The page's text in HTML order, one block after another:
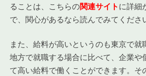
ることは、こちらの関連サイトに詳細
で、関心があるなら読んでみてくださ
また、給料が高いというのも東京で就
地方で就職する場合に比べて、企業や
て高い給料で働くことができます。そ